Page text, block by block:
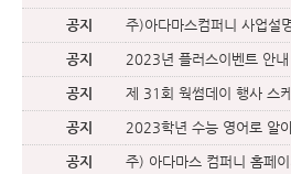
공지 주)아다마스컴퍼니 사업설
공지 2023년 플러스이벤트 안내
공지 제 31회 웍썸데이 행사 스
공지 2023학년 수능 영어로 알
공지 주) 아다마스 컴퍼니 홈페